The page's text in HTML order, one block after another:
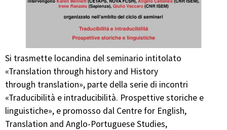
Si trasmette locandina del seminario intitolato
«Translation through history and History
through translation», parte della serie di incontri
«Traducibilità e intraducibilità. Prospettive storiche e
linguistiche», e promosso dal Centre for English,
Translation and Anglo-Portuguese Studies,